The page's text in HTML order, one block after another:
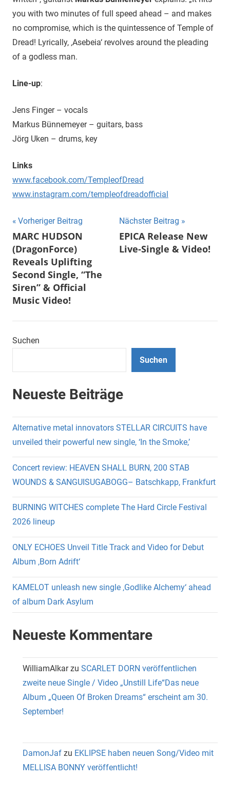
you with two minutes of full speed ahead – and makes
no compromise, which is the quintessence of Temple of
Dread! Lyrically, ‚Asebeia‘ revolves around the pleading
of a godless man.
Line-up:
Jens Finger – vocals
Markus Bünnemeyer – guitars, bass
Jörg Uken – drums, key
Links
www.facebook.com/TempleofDread
www.instagram.com/templeofdreadofficial
Beitragsnavigation
Vorheriger Beitrag
MARC HUDSON
(DragonForce)
Reveals Uplifting
Second Single, “The
Siren” & Official
Music Video!
Nächster Beitrag
EPICA Release New
Live-Single & Video!
Suchen
Suchen
Neueste Beiträge
Alternative metal innovators STELLAR CIRCUITS have
unveiled their powerful new single, ‘In the Smoke,’
Concert review: HEAVEN SHALL BURN, 200 STAB
WOUNDS & SANGUISUGABOGG– Batschkapp, Frankfurt
BURNING WITCHES complete The Hard Circle Festival
2026 lineup
ONLY ECHOES Unveil Title Track and Video for Debut
Album ‚Born Adrift‘
KAMELOT unleash new single ‚Godlike Alchemy‘ ahead
of album Dark Asylum
Neueste Kommentare
WilliamAlkarzu SCARLET DORN veröffentlichen
zweite neue Single / Video „Unstill Life“Das neue
Album „Queen Of Broken Dreams“ erscheint am 30.
September!
DamonJaf zu EKLIPSE haben neuen Song/Video mit
MELLISA BONNY veröffentlicht!